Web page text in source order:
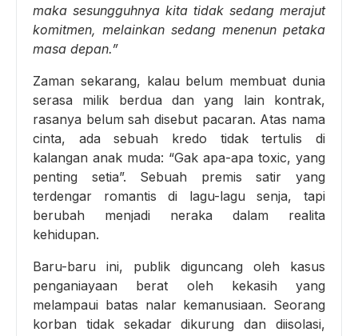
maka sesungguhnya kita tidak sedang merajut
komitmen, melainkan sedang menenun petaka
masa depan.”
Zaman sekarang, kalau belum membuat dunia
serasa milik berdua dan yang lain kontrak,
rasanya belum sah disebut pacaran. Atas nama
cinta, ada sebuah kredo tidak tertulis di
kalangan anak muda: “Gak apa-apa toxic, yang
penting setia”. Sebuah premis satir yang
terdengar romantis di lagu-lagu senja, tapi
berubah menjadi neraka dalam realita
kehidupan.
Baru-baru ini, publik diguncang oleh kasus
penganiayaan berat oleh kekasih yang
melampaui batas nalar kemanusiaan. Seorang
korban tidak sekadar dikurung dan diisolasi,